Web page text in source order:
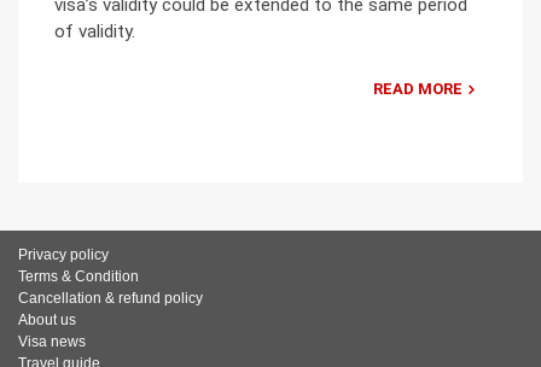
visa’s validity could be extended to the same period
of validity.
READ MORE
Privacy policy
Terms & Condition
Cancellation & refund policy
About us
Visa news
Travel guide